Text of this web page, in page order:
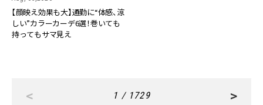
【顔映え効果も大】通勤に“体感、涼
しい”カラーカーデ6選！巻いても
持ってもサマ見え
< 1 / 1729 >